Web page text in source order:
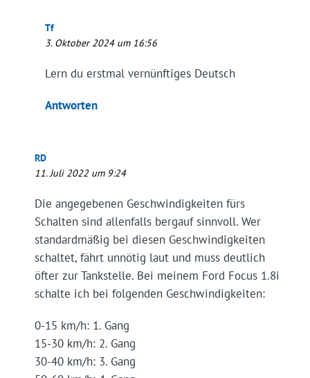
Tf
3. Oktober 2024 um 16:56
Lern du erstmal vernünftiges Deutsch
Antworten
RD
11. Juli 2022 um 9:24
Die angegebenen Geschwindigkeiten fürs
Schalten sind allenfalls bergauf sinnvoll. Wer
standardmäßig bei diesen Geschwindigkeiten
schaltet, fährt unnötig laut und muss deutlich
öfter zur Tankstelle. Bei meinem Ford Focus 1.8i
schalte ich bei folgenden Geschwindigkeiten:
0-15 km/h: 1. Gang
15-30 km/h: 2. Gang
30-40 km/h: 3. Gang